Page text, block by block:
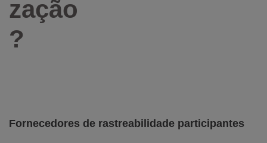
zação
?
Fornecedores de rastreabilidade participantes